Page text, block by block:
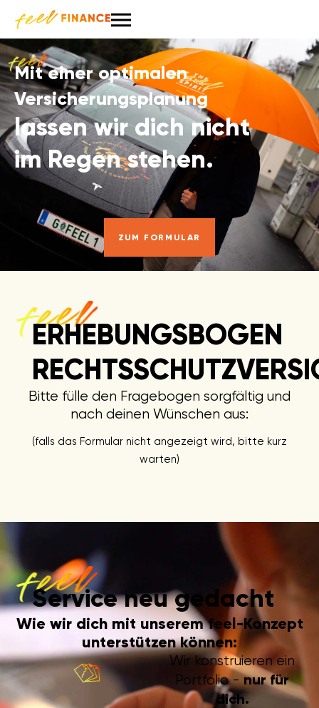
Mit einer optimalen
Versicherungsplanung
lassen wir dich nicht
im Regen stehen.
ZUM FORMULAR
ERHEBUNGSBOGEN
Bitte fülle den Fragebogen sorgfältig und
nach deinen Wünschen aus:
(falls das Formular nicht angezeigt wird, bitte kurz
warten)
Service neu gedacht
Wie wir dich mit unserem feel-Konzept
unterstützen können:
Wir konstruieren ein
Portfolio -nur für
dich.